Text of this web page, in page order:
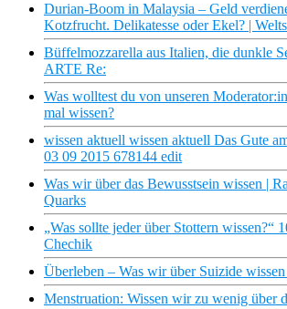
Durian-Boom in Malaysia – Geld
Kotzfrucht. Delikatesse oder Ekel? |
Büffelmozzarella aus Italien, die dunkle
ARTE Re:
Was wolltest du von unseren
mal wissen?
wissen aktuell wissen aktuell Das Gute
03 09 2015 678144 edit
Was wir über das Bewusstsein wissen |
Quarks
„Was sollte jeder über Stottern wissen?“
Chechik
Überleben – Was wir über Suizide
Menstruation: Wissen wir zu wenig über